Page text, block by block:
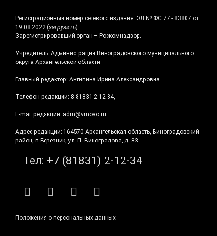
Регистрационный номер сетевого издания: ЭЛ № ФС 77 - 83807 от
19.08.2022.(загрузить)
Зарегистрировавший орган – Роскомнадзор.
Учредитель: Администрация Виноградовского муниципального
округа Архангельской области
Главный редактор: Антипина Ирина Александровна
Телефон редакции: 8-81831-2-12-34,
E-mail редакции: adm@vmoao.ru
Адрес редакции: 164570 Архангельская область, Виноградовский
район, п.Березник, ул. П. Виноградова, д. 83.
Тел: +7 (81831) 2-12-34
RSS E-mailВКонтакте
Telegram
Положения о персональных данных